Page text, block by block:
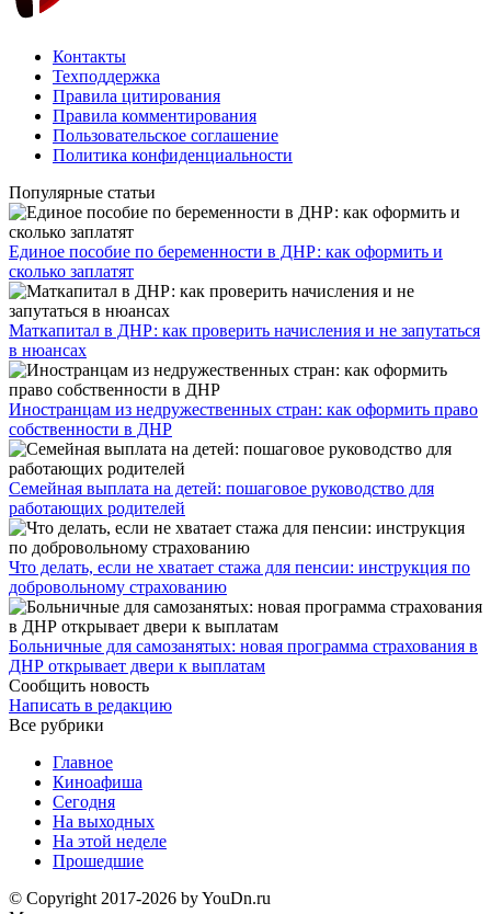
Контакты
Техподдержка
Правила цитирования
Правила комментирования
Пользовательское соглашение
Политика конфиденциальности
Популярные статьи
Единое пособие по беременности в ДНР: как оформить и
сколько заплатят
​Маткапитал в ДНР: как проверить начисления и не запутаться
в нюансах
Иностранцам из недружественных стран: как оформить право
собственности в ДНР
Семейная выплата на детей: пошаговое руководство для
работающих родителей
Что делать, если не хватает стажа для пенсии: инструкция по
добровольному страхованию
Больничные для самозанятых: новая программа страхования в
ДНР открывает двери к выплатам
Сообщить новость
Написать в редакцию
Все рубрики
Главное
Киноафиша
Сегодня
На выходных
На этой неделе
Прошедшие
© Copyright 2017-2026 by YouDn.ru